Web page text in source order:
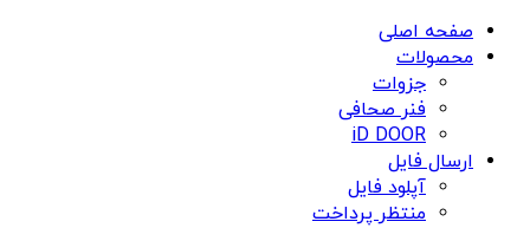
صفحه اصلی
محصولات
جزوات
فنر صحافی
iD DOOR
ارسال فایل
آپلود فایل
منتظر پرداخت